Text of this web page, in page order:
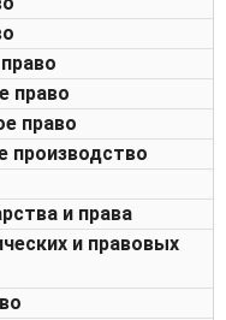
право
право
производство
и права
и правовых